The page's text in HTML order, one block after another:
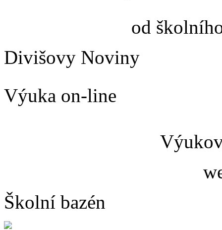
od
Divišovy Noviny
Výuka on-line
Školní bazén